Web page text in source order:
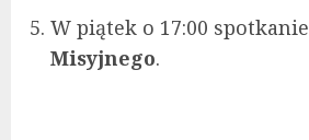
W piątek o 17:00 spotkanie
Misyjnego.